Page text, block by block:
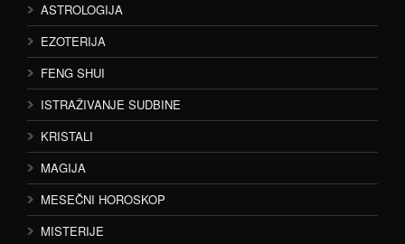
ASTROLOGIJA
EZOTERIJA
FENG SHUI
ISTRAŽIVANJE SUDBINE
KRISTALI
MAGIJA
MESEČNI HOROSKOP
MISTERIJE